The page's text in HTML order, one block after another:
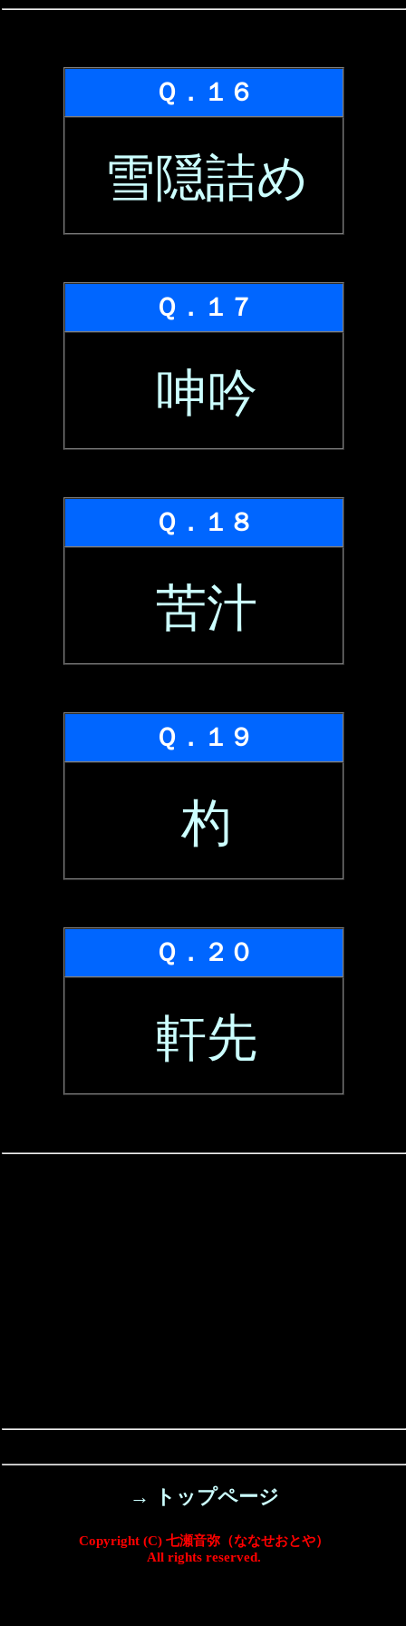
Ｑ．１６
雪隠詰め
Ｑ．１７
呻吟
Ｑ．１８
苦汁
Ｑ．１９
杓
Ｑ．２０
軒先
→ トップページ
Copyright (C) 七瀬音弥（ななせおとや）
All rights reserved.